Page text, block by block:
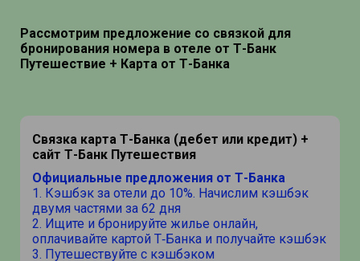
Рассмотрим предложение со связкой для
бронирования номера в отеле от Т-Банк
Путешествие + Карта от Т-Банка
Связка карта Т-Банка (дебет или кредит) +
сайт Т-Банк Путешествия
Официальные предложения от Т-Банка
1. Кэшбэк за отели до 10%. Начислим кэшбэк
двумя частями за 62 дня
2. Ищите и бронируйте жилье онлайн,
оплачивайте картой Т‑Банка и получайте кэшбэк
3. Путешествуйте с кэшбэком